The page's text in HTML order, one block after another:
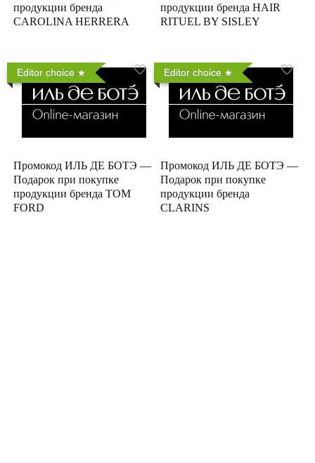
продукции бренда
CAROLINA HERRERA
продукции бренда HAIR
RITUEL BY SISLEY
Editor choice
Промокод ИЛЬ ДЕ БОТЭ —
Подарок при покупке
продукции бренда TOM
FORD
Editor choice
Промокод ИЛЬ ДЕ БОТЭ —
Подарок при покупке
продукции бренда
CLARINS